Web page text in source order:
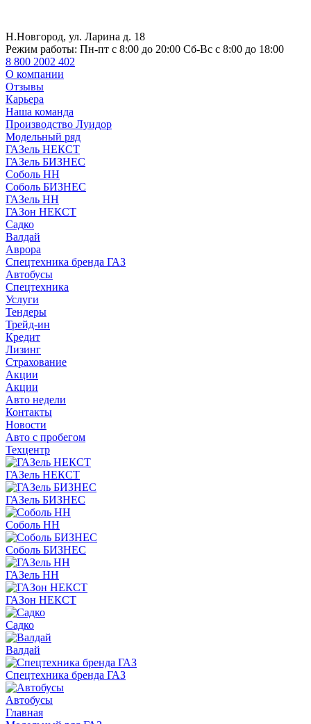
Н.Новгород, ул. Ларина д. 18
Режим работы: Пн-пт с 8:00 до 20:00 Сб-Вс с 8:00 до 18:00
8 800 2002 402
О компании
Отзывы
Карьера
Наша команда
Производство Луидор
Модельный ряд
ГАЗель НЕКСТ
ГАЗель БИЗНЕС
Соболь НН
Соболь БИЗНЕС
ГАЗель НН
ГАЗон НЕКСТ
Садко
Валдай
Аврора
Спецтехника бренда ГАЗ
Автобусы
Спецтехника
Услуги
Тендеры
Трейд-ин
Кредит
Лизинг
Страхование
Акции
Акции
Авто недели
Контакты
Новости
Авто с пробегом
Техцентр
ГАЗель НЕКСТ
ГАЗель БИЗНЕС
Соболь НН
Соболь БИЗНЕС
ГАЗель НН
ГАЗон НЕКСТ
Садко
Валдай
Спецтехника бренда ГАЗ
Автобусы
Главная